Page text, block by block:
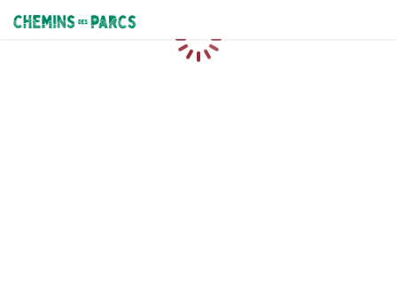
Chemins des Parcs
Caricamento